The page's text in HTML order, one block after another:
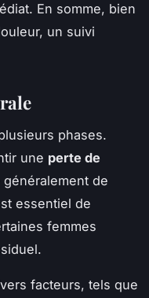
En somme, bien
un suivi
phases.
une perte de
de
essentiel de
femmes
facteurs, tels que